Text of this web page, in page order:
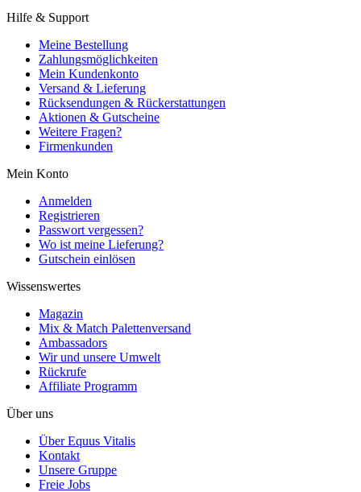
Hilfe & Support
Meine Bestellung
Zahlungsmöglichkeiten
Mein Kundenkonto
Versand & Lieferung
Rücksendungen & Rückerstattungen
Aktionen & Gutscheine
Weitere Fragen?
Firmenkunden
Mein Konto
Anmelden
Registrieren
Passwort vergessen?
Wo ist meine Lieferung?
Gutschein einlösen
Wissenswertes
Magazin
Mix & Match Palettenversand
Ambassadors
Wir und unsere Umwelt
Rückrufe
Affiliate Programm
Über uns
Über Equus Vitalis
Kontakt
Unsere Gruppe
Freie Jobs